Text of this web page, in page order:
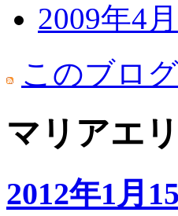
2009年4月
このブロ
マリアエ
2012年1月